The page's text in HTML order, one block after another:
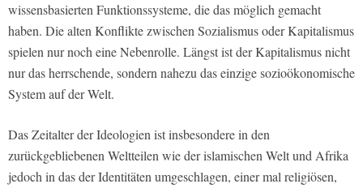
wissensbasierten Funktionssysteme, die das möglich gemacht
haben. Die alten Konflikte zwischen Sozialismus oder Kapitalismus
spielen nur noch eine Nebenrolle. Längst ist der Kapitalismus nicht
nur das herrschende, sondern nahezu das einzige sozioökonomische
System auf der Welt.
Das Zeitalter der Ideologien ist insbesondere in den
zurückgebliebenen Weltteilen wie der islamischen Welt und Afrika
jedoch in das der Identitäten umgeschlagen, einer mal religiösen,